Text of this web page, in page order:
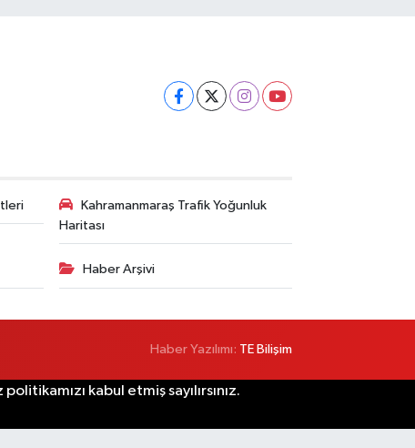
Kahramanmaraş Trafik Yoğunluk
Haritası
Haber Arşivi
Haber Yazılımı: TE Bilişim
kabul etmiş sayılırsınız.